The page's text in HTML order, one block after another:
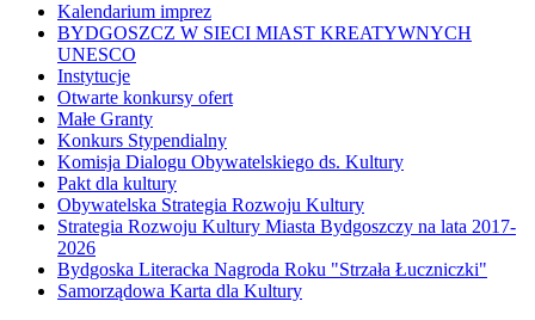
Kalendarium imprez
BYDGOSZCZ W SIECI MIAST KREATYWNYCH
UNESCO
Instytucje
Otwarte konkursy ofert
Małe Granty
Konkurs Stypendialny
Komisja Dialogu Obywatelskiego ds. Kultury
Pakt dla kultury
Obywatelska Strategia Rozwoju Kultury
Strategia Rozwoju Kultury Miasta Bydgoszczy na lata 2017-
2026
Bydgoska Literacka Nagroda Roku "Strzała Łuczniczki"
Samorządowa Karta dla Kultury